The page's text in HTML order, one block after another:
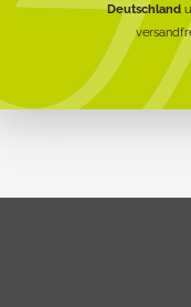
Deutschland